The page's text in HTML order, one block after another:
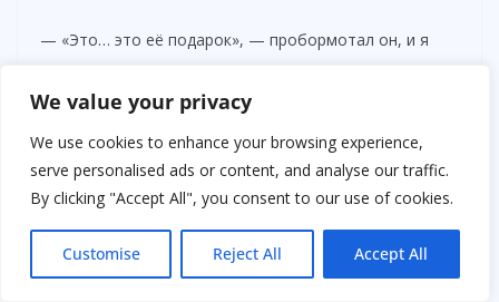
We value your privacy
We use cookies to enhance your browsing experience,
serve personalised ads or content, and analyse our traffic.
By clicking "Accept All", you consent to our use of cookies.
Customise Reject All Accept All
— «Это… это её подарок», — пробормотал он, и я
Я медленно вытянула руку и подняла предмет —
старинное зеркало, покрытое пылью и мелкими
трещинами. На первый взгляд, оно казалось
обычным, но внутри стекла я увидела отражение,
которое не принадлежало комнате. Тень женщины
стояла прямо за мной, с лицом, которого я никогда
раньше не видела, но интуиция кричала: это мать.